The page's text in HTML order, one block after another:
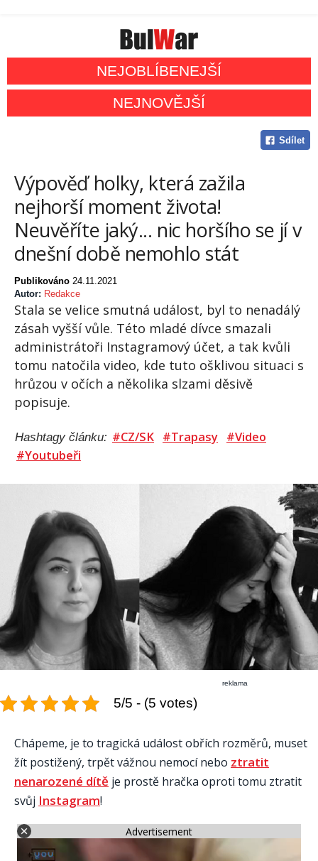
NEJOBLÍBENEJŠÍ
NEJNOVĚJŠÍ
Sdílet
Výpověď holky, která zažila
nejhorší moment života!
Neuvěříte jaký... nic horšího se jí v
dnešní době nemohlo stát
Publikováno 24.11.2021
Autor: Redakce
Stala se velice smutná událost, byl to nenadálý
zásah vyšší vůle. Této mladé dívce smazali
administrátoři Instagramový účet, a tak kvůli
tomu natočila video, kde tuto ošklivou situaci s
hrůzou v očích a několika slzami děsivě
popisuje.
Hashtagy článku: #CZ/SK #Trapasy #Video
#Youtubeři
reklama
5/5 - (5 votes)
Chápeme, je to tragická událost obřích rozměrů, muset
žít postižený, trpět vážnou nemocí nebo ztratit
nenarozené dítě je prostě hračka oproti tomu ztratit
svůj Instagram!
Advertisement